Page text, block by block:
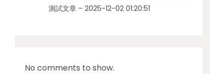
測試文章 – 2025-12-02 01:20:51
No comments to show.